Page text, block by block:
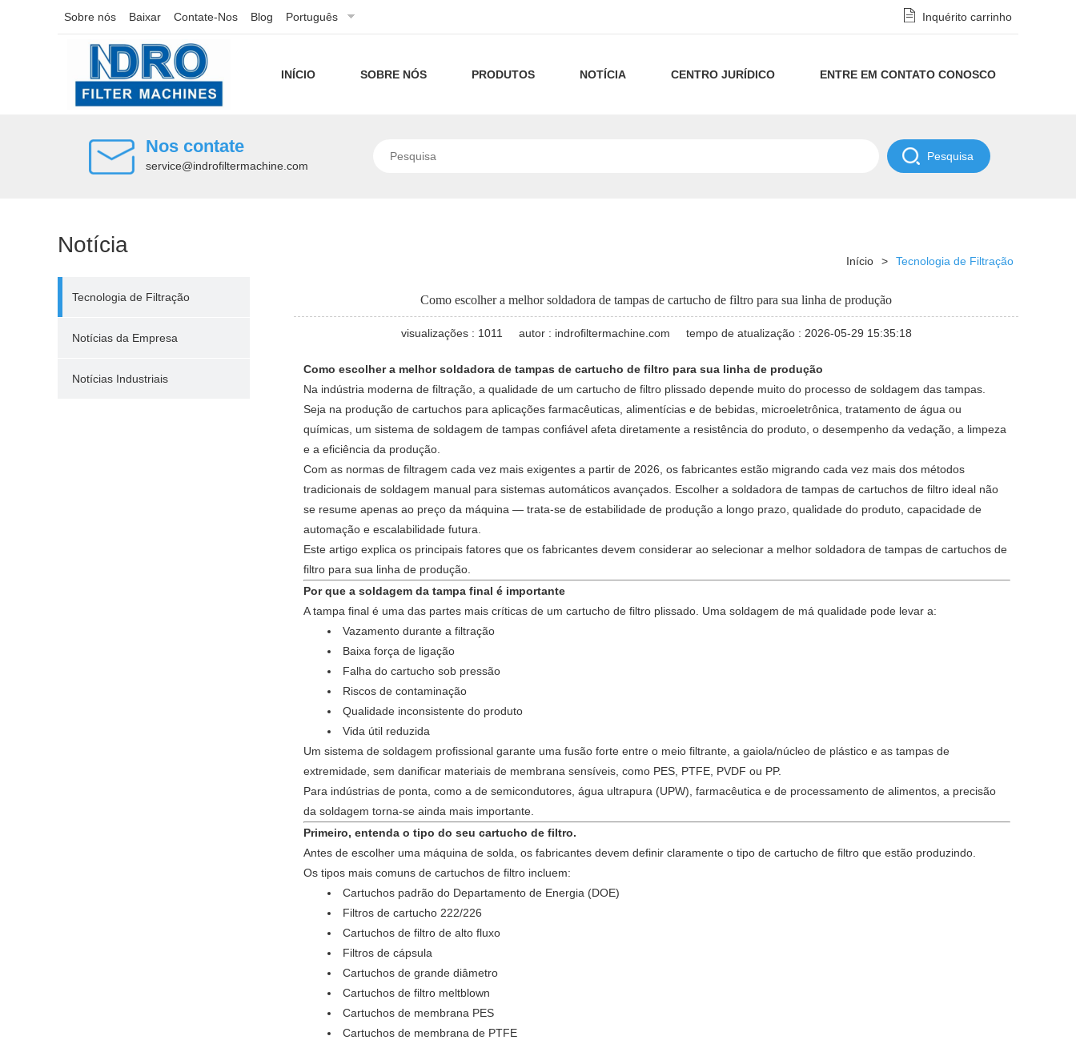
Sobre nós Baixar Contate-Nos Blog Português Inquérito carrinho
INÍCIO SOBRE NÓS
nósNossa
PRODUTOS
filtro
alto
fluxo
de
Filtrantes
de
máquinas
filtragem
plissada
piscinas/spas
de
ar
Máquina
de
de
cartucho
filtro
de
soprados
máquinas
cartucho
enrolado
de
filtro
Máquinas
depeças
de
plástico
peças
NOTÍCIA CENTRO JURÍDICO
de
Responsabilidade
ENTRE EM CONTATO CONOSCO
Nos contate
service@indrofiltermachine.com
Notícia
Tecnologia de Filtração
Notícias da Empresa
Notícias Industriais
Início > Tecnologia de Filtração
Como escolher a melhor soldadora de tampas de cartucho de filtro para sua linha de produção
visualizações : 1011 autor : indrofiltermachine.com tempo de atualização : 2026-05-29 15:35:18
Como escolher a melhor soldadora de tampas de cartucho de filtro para sua linha de produção
Na indústria moderna de filtração, a qualidade de um cartucho de filtro plissado depende muito do processo de soldagem das tampas.
Seja na produção de cartuchos para aplicações farmacêuticas, alimentícias e de bebidas, microeletrônica, tratamento de água ou
químicas, um sistema de soldagem de tampas confiável afeta diretamente a resistência do produto, o desempenho da vedação, a limpeza
e a eficiência da produção.
Com as normas de filtragem cada vez mais exigentes a partir de 2026, os fabricantes estão migrando cada vez mais dos métodos
tradicionais de soldagem manual para sistemas automáticos avançados. Escolher a soldadora de tampas de cartuchos de filtro ideal não
se resume apenas ao preço da máquina — trata-se de estabilidade de produção a longo prazo, qualidade do produto, capacidade de
automação e escalabilidade futura.
Este artigo explica os principais fatores que os fabricantes devem considerar ao selecionar a melhor soldadora de tampas de cartuchos de
filtro para sua linha de produção.
Por que a soldagem da tampa final é importante
A tampa final é uma das partes mais críticas de um cartucho de filtro plissado. Uma soldagem de má qualidade pode levar a:
Vazamento durante a filtração
Baixa força de ligação
Falha do cartucho sob pressão
Riscos de contaminação
Qualidade inconsistente do produto
Vida útil reduzida
Um sistema de soldagem profissional garante uma fusão forte entre o meio filtrante, a gaiola/núcleo de plástico e as tampas de
extremidade, sem danificar materiais de membrana sensíveis, como PES, PTFE, PVDF ou PP.
Para indústrias de ponta, como a de semicondutores, água ultrapura (UPW), farmacêutica e de processamento de alimentos, a precisão
da soldagem torna-se ainda mais importante.
Primeiro, entenda o tipo do seu cartucho de filtro.
Antes de escolher uma máquina de solda, os fabricantes devem definir claramente o tipo de cartucho de filtro que estão produzindo.
Os tipos mais comuns de cartuchos de filtro incluem:
Cartuchos padrão do Departamento de Energia (DOE)
Filtros de cartucho 222/226
Cartuchos de filtro de alto fluxo
Filtros de cápsula
Cartuchos de grande diâmetro
Cartuchos de filtro meltblown
Cartuchos de membrana PES
Cartuchos de membrana de PTFE